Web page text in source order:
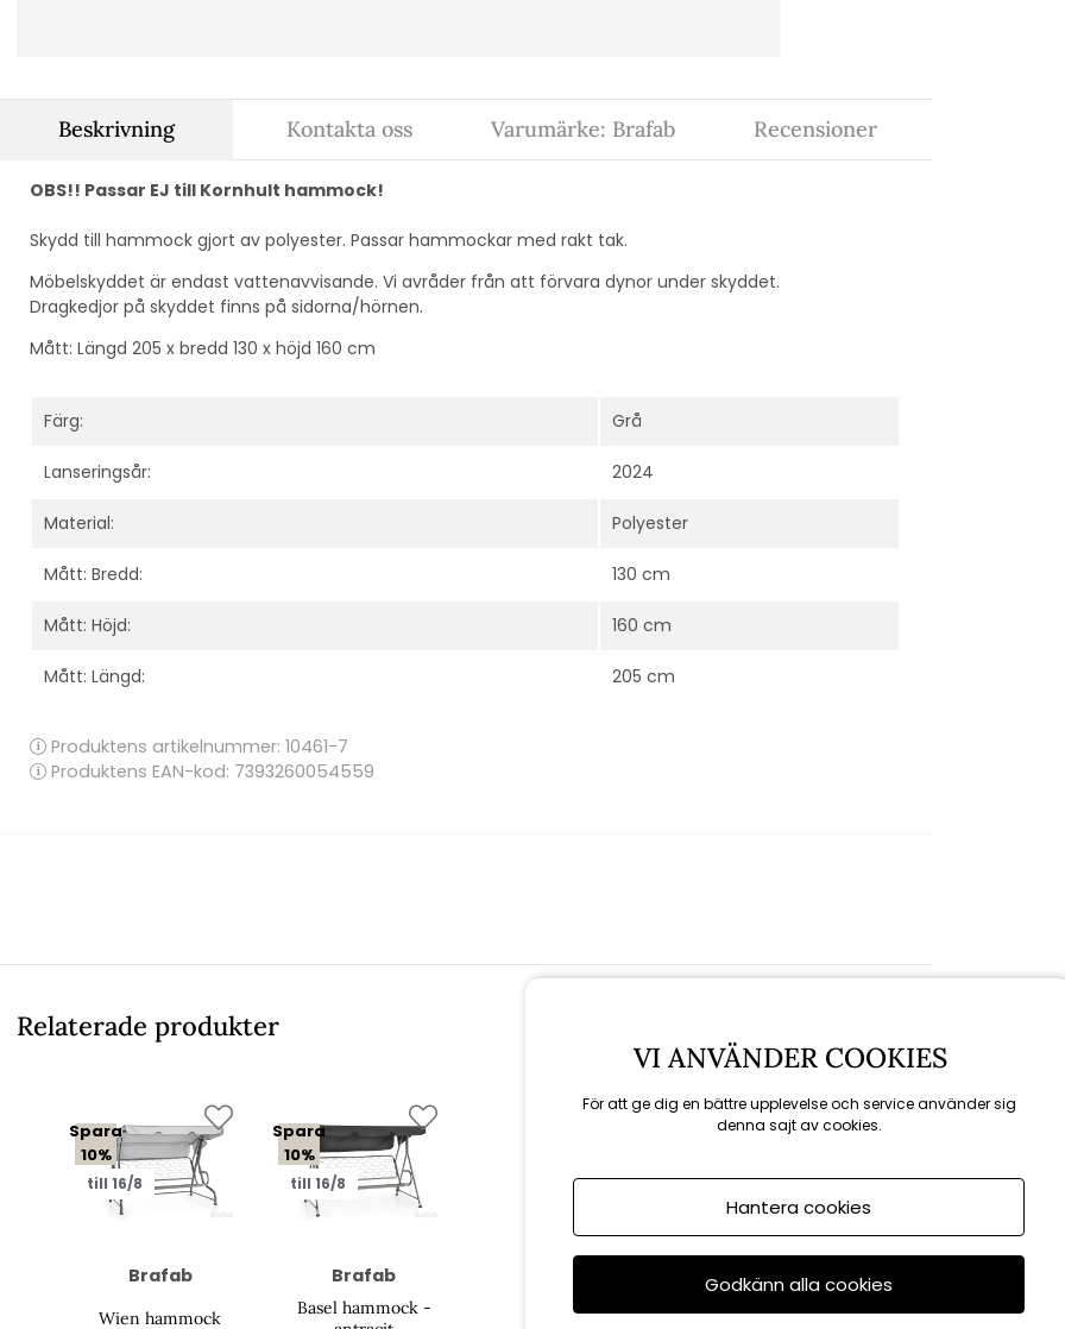
Beskrivning
OBS!! Passar EJ till Kornhult hammock!
Skydd till hammock gjort av polyester. Passar hammockar med rakt tak.
Möbelskyddet är endast vattenavvisande. Vi avråder från att förvara dynor under skyddet.
Dragkedjor på skyddet finns på sidorna/hörnen.
Mått: Längd 205 x bredd 130 x höjd 160 cm
Färg: Grå
Lanseringsår: 2024
Material: Polyester
Mått: Bredd: 130 cm
Mått: Höjd: 160 cm
Mått: Längd: 205 cm
Produktens artikelnummer: 10461-7
Produktens EAN-kod: 7393260054559
Kontakta oss Varumärke: Brafab Recensioner
Relaterade produkter
Spara
10%
till 16/8
Brafab
Wien hammock
Spara
10%
till 16/8
Brafab
Basel hammock -
VI ANVÄNDER COOKIES
För att ge dig en bättre upplevelse och service använder sig
denna sajt av cookies.
Hantera cookies
Godkänn alla cookies